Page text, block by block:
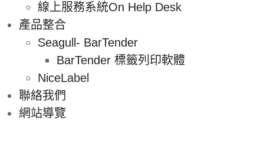
線上服務系統On Help Desk
產品整合
Seagull- BarTender
BarTender 標籤列印軟體
NiceLabel
聯絡我們
網站導覽